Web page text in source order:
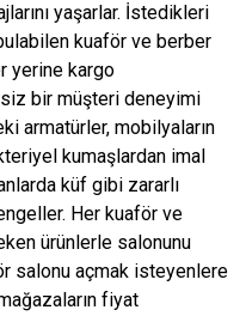
yaşarlar. İstedikleri
kuaför ve berber
yerine kargo
bir müşteri deneyimi
armatürler, mobilyaların
kumaşlardan imal
küf gibi zararlı
Her kuaför ve
ürünlerle salonunu
salonu açmak isteyenlere
fiyat